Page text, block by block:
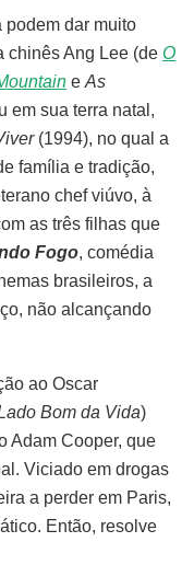
podem dar muito
chinês Ang Lee (de O
eAs
em sua terra natal,
(1994), no qual a
família e tradição,
chef viúvo, à
as três filhas que
Fogo, comédia
brasileiros, a
não alcançando
ao Oscar
Bom da Vida)
Adam Cooper, que
Viciado em drogas
a perder em Paris,
Então, resolve